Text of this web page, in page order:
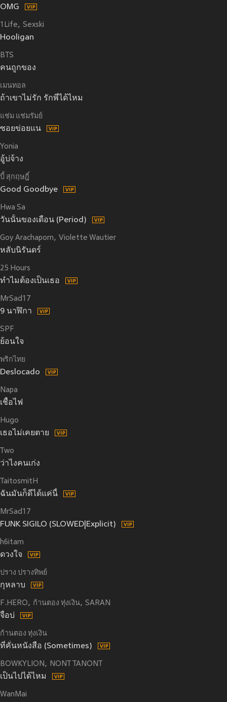
OMG
1Life Sexski
Hooligan
BTS
คนถูกของ
เมนทอล
ถ้าเขาไม่รัก รักพี่ได้ไหม
แช่ม แช่มรัมย์
ซอยข่อยแน
Yonia
อู้บ่จ้าง
บี้ สุกฤษฎิ์
Good Goodbye
Hwa Sa
วันนั้นของเดือน (Period)
Goy Arachaporn Violette Wautier
หลับนิรันดร์
25 Hours
ทำไมต้องเป็นเธอ
MrSad17
9 นาฬิกา
SPF
ย้อนใจ
พริกไทย
Deslocado
Napa
เชื้อไฟ
Hugo
เธอไม่เคยตาย
Two
ว่าไงคนเก่ง
TaitosmitH
ฉันมันก็ดีได้แค่นี้
MrSad17
FUNK SIGILO (SLOWED|Explicit)
h6itam
ดวงใจ
ปราง ปรางทิพย์
กุหลาบ
F.HERO ก้านตอง ทุ่งเงิน SARAN
จื่อบ่
ก้านตอง ทุ่งเงิน
ที่คั่นหนังสือ (Sometimes)
BOWKYLION NONT TANONT
เป็นไปได้ไหม
WanMai